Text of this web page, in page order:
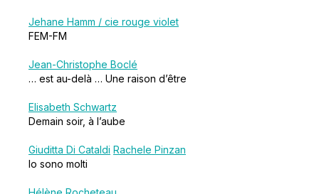
Jehane Hamm / cie rouge violet
FEM-FM
Jean-Christophe Boclé
… est au-delà … Une raison d’être
Elisabeth Schwartz
Demain soir, à l’aube
Giuditta Di Cataldi Rachele Pinzan
Io sono molti